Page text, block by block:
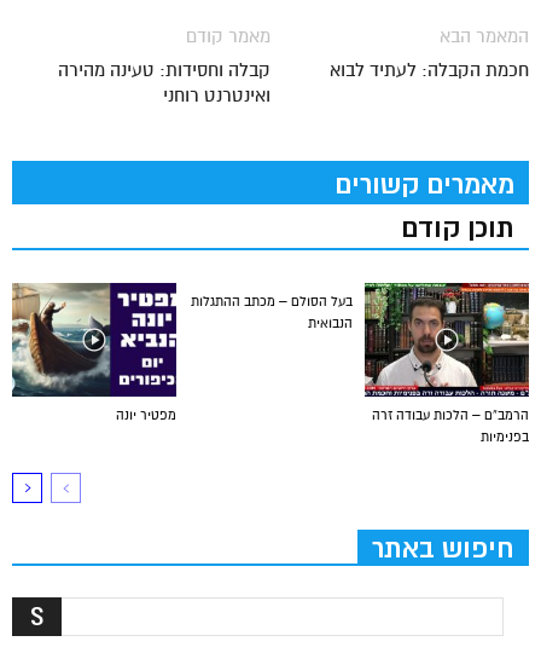
מאמר קודם
קבלה וחסידות: טעינה מהירה
ואינטרנט רוחני
המאמר הבא
חכמת הקבלה: לעתיד לבוא
מאמרים קשורים
תוכן קודם
מפטיר יונה
בעל הסולם – מכתב ההתגלות
הנבואית
הרמב”ם – הלכות עבודה זרה
בפנימיות
חיפוש באתר